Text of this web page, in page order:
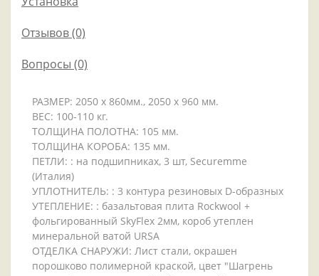
Отзывов (0)
Вопросы (0)
РАЗМЕР: 2050 x 860мм., 2050 x 960 мм.
ВЕС: 100-110 кг.
ТОЛЩИНА ПОЛОТНА: 105 мм.
ТОЛЩИНА КОРОБА: 135 мм.
ПЕТЛИ: : на подшипниках, 3 шт, Securemme
(Италия)
УПЛОТНИТЕЛЬ: : 3 контура резиновых D-образных
УТЕПЛЕНИЕ: : базальтовая плита Rockwool +
фольгированный SkyFlex 2мм, короб утеплен
минеральной ватой URSA
ОТДЕЛКА СНАРУЖИ: Лист стали, окрашен
порошково полимерной краской, цвет "Шагрень